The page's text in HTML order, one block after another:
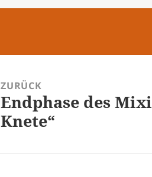
ZURÜCK
Vorheriger
Beitrag:
Endphase des
Knete“